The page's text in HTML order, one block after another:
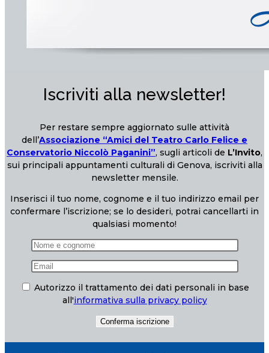
Iscriviti alla newsletter!
Per restare sempre aggiornato sulle attività
dell’Associazione “Amici del Teatro Carlo Felice e
Conservatorio Niccolò Paganini”, sugli articoli de L’Invito,
sui principali appuntamenti culturali di Genova, iscriviti alla
newsletter mensile.
Inserisci il tuo nome, cognome e il tuo indirizzo email per
confermare l’iscrizione; se lo desideri, potrai cancellarti in
qualsiasi momento!
Autorizzo il trattamento dei dati personali in base
all'informativa sulla privacy policy